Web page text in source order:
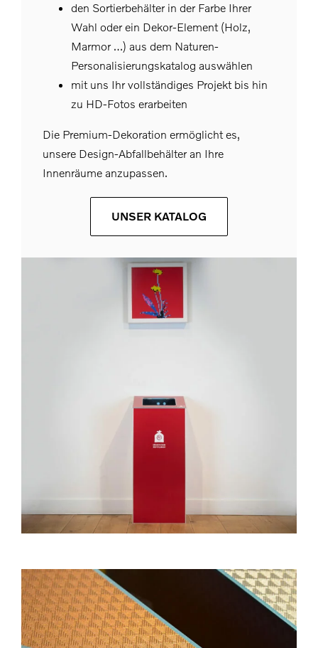
den Sortierbehälter in der Farbe Ihrer
Wahl oder ein Dekor-Element (Holz,
Marmor …) aus dem Naturen-
Personalisierungskatalog auswählen
mit uns Ihr vollständiges Projekt bis hin
zu HD-Fotos erarbeiten
Die Premium-Dekoration ermöglicht es,
unsere Design-Abfallbehälter an Ihre
Innenräume anzupassen.
UNSER KATALOG